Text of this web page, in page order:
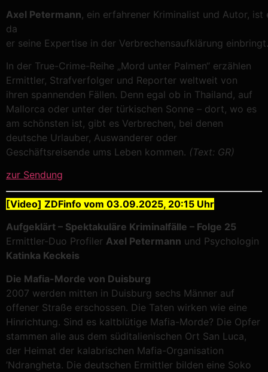
Axel Petermann, ein erfahrener Kriminalist und Autor, ist
da
er seine Expertise in der Verbrechensaufklärung einbringt.
In der True-Crime-Reihe „Mord unter Palmen“ erzählen
Ermittler, Strafverfolger und Reporter weltweit von
ihren spannenden Fällen. Denn egal ob in Thailand, auf
Mallorca oder unter der türkischen Sonne – dort, wo es
am schönsten ist, gibt es Verbrechen, bei denen
deutsche Urlauber, Auswanderer oder
Geschäftsreisende ums Leben kommen. (Text: GR)
zur Sendung
[Video] ZDFinfo vom 03.09.2025, 20:15 Uhr
Aufgeklärt – Spektakuläre Kriminalfälle – Folge 25
Ermittler-Duo Profiler Axel Petermann und Psychologin
Katinka Keckeis
Die Mafia-Morde von Duisburg
2007 werden mitten in Duisburg sechs Männer auf
offener Straße erschossen. Die Taten wirken wie eine
Hinrichtung. Sind es kaltblütige Mafia-Morde? Die Opfer
stammen alle aus dem süditalienischen Ort San Luca,
der Heimat der kalabrischen Mafia-Organisation
’Ndrangheta. Die deutschen Ermittler bilden eine Soko